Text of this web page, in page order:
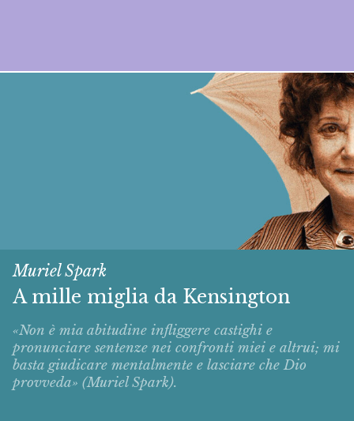
Muriel Spark
A mille miglia da Kensington
«Non è mia abitudine infliggere castighi e
pronunciare sentenze nei confronti miei e altrui; mi
basta giudicare mentalmente e lasciare che Dio
provveda» (Muriel Spark).